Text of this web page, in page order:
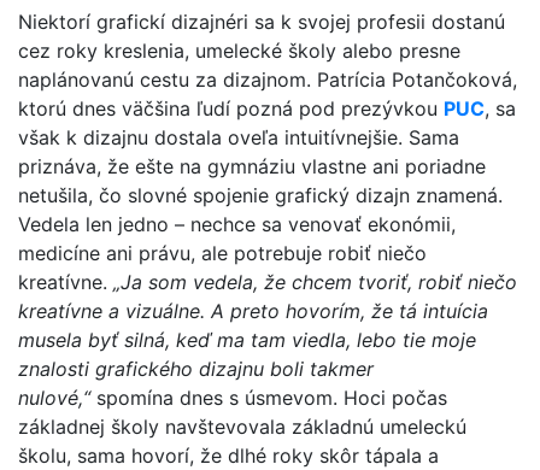
Niektorí grafickí dizajnéri sa k svojej profesii dostanú
cez roky kreslenia, umelecké školy alebo presne
naplánovanú cestu za dizajnom. Patrícia Potančoková,
ktorú dnes väčšina ľudí pozná pod prezývkou PUC, sa
však k dizajnu dostala oveľa intuitívnejšie. Sama
priznáva, že ešte na gymnáziu vlastne ani poriadne
netušila, čo slovné spojenie grafický dizajn znamená.
Vedela len jedno – nechce sa venovať ekonómii,
medicíne ani právu, ale potrebuje robiť niečo
kreatívne. „Ja som vedela, že chcem tvoriť, robiť niečo
kreatívne a vizuálne. A preto hovorím, že tá intuícia
musela byť silná, keď ma tam viedla, lebo tie moje
znalosti grafického dizajnu boli takmer
nulové,“ spomína dnes s úsmevom. Hoci počas
základnej školy navštevovala základnú umeleckú
školu, sama hovorí, že dlhé roky skôr tápala a